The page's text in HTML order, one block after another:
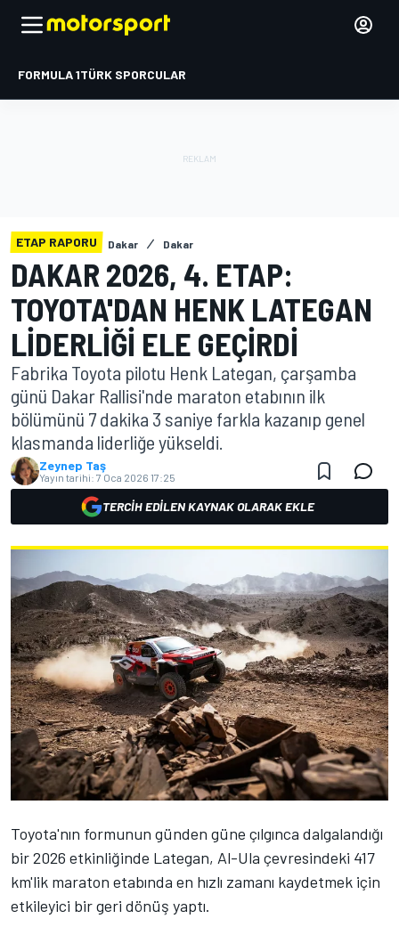
FORMULA 1TÜRK SPORCULAR
ETAP RAPORU Dakar Dakar
DAKAR 2026, 4. ETAP:
TOYOTA'DAN HENK LATEGAN
LIDERLIĞI ELE GEÇIRDI
Fabrika Toyota pilotu Henk Lategan, çarşamba
günü Dakar Rallisi'nde maraton etabının ilk
bölümünü 7 dakika 3 saniye farkla kazanıp genel
klasmanda liderliğe yükseldi.
Zeynep Taş
Yayın tarihi: 7 Oca 2026 17:25
TERCIH EDILEN KAYNAK OLARAK EKLE
Toyota'nın formunun günden güne çılgınca dalgalandığı
bir 2026 etkinliğinde Lategan, Al-Ula çevresindeki 417
km'lik maraton etabında en hızlı zamanı kaydetmek için
etkileyici bir geri dönüş yaptı.